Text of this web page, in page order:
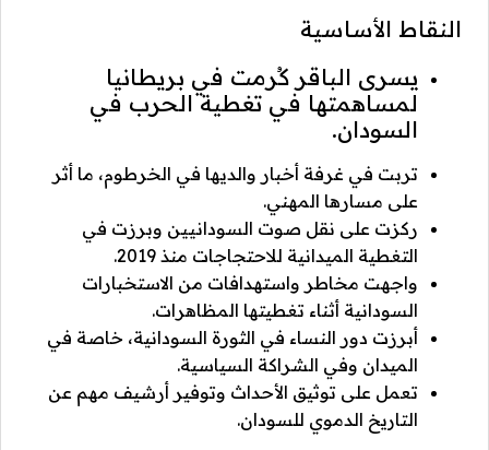
النقاط الأساسية
يسرى الباقر كُرمت في بريطانيا
لمساهمتها في تغطية الحرب في
السودان.
تربت في غرفة أخبار والديها في الخرطوم، ما أثر
على مسارها المهني.
ركزت على نقل صوت السودانيين وبرزت في
التغطية الميدانية للاحتجاجات منذ 2019.
واجهت مخاطر واستهدافات من الاستخبارات
السودانية أثناء تغطيتها المظاهرات.
أبرزت دور النساء في الثورة السودانية، خاصة في
الميدان وفي الشراكة السياسية.
تعمل على توثيق الأحداث وتوفير أرشيف مهم عن
التاريخ الدموي للسودان.